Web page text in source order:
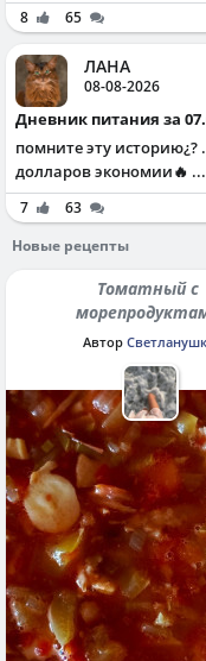
8 65
ЛАНА
08-08-2026
Дневник питания за
помните эту историю¿?
долларов экономии🔥 ...
7
63
Новые рецепты
Томатный с
Автор